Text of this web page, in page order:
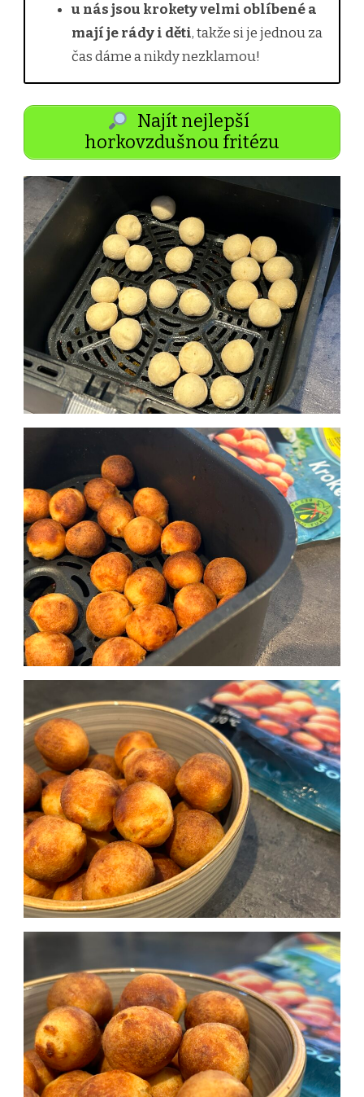
u nás jsou krokety velmi oblíbené a
mají je rády i děti, takže si je jednou za
čas dáme a nikdy nezklamou!
Najít nejlepší
horkovzdušnou fritézu